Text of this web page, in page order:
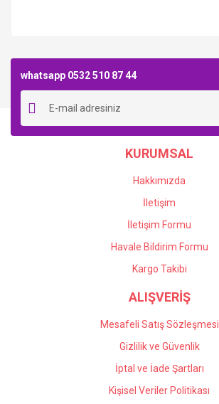
whatsapp 0532 510 87 44
KURUMSAL
Hakkımızda
İletişim
İletişim Formu
Havale Bildirim Formu
Kargo Takibi
ALIŞVERİŞ
Mesafeli Satış Sözleşmesi
Gizlilik ve Güvenlik
İptal ve İade Şartları
Kişisel Veriler Politikası